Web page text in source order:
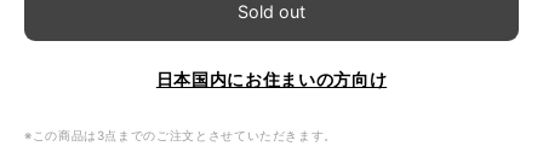
Sold out
日本国内にお住まいの方向け
※この商品は3点までのご注文とさせていただきます。